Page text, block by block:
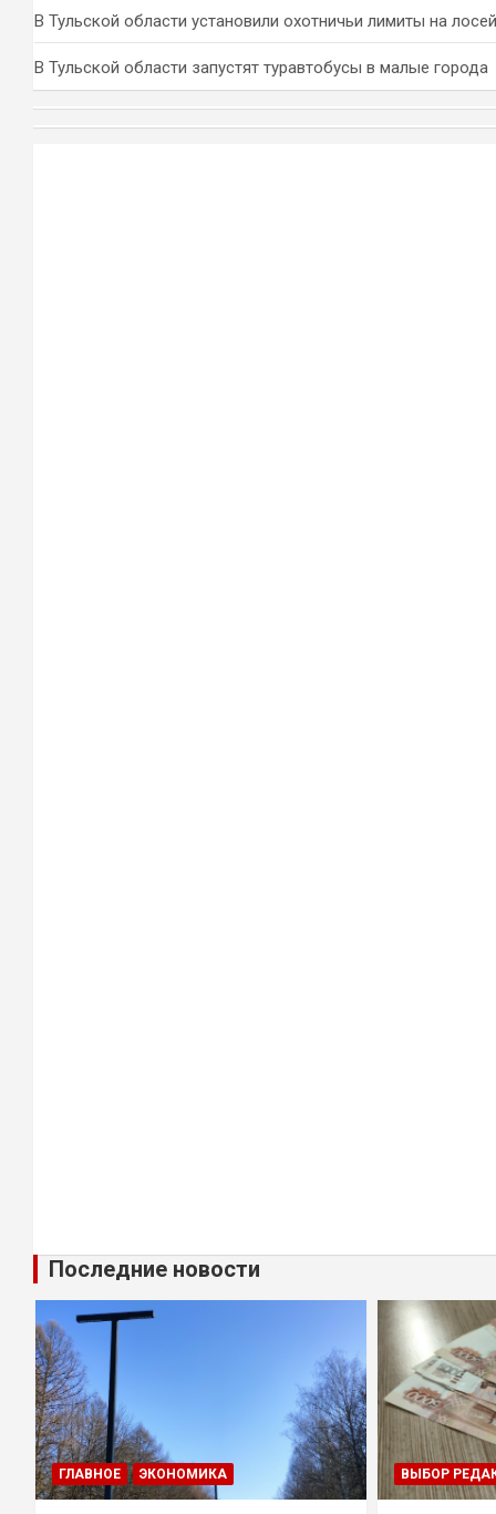
В Тульской области установили охотничьи лимиты на
В Тульской области запустят туравтобусы в малые города
Последние новости
ГЛАВНОЕ ЭКОНОМИКА ВЫБОР